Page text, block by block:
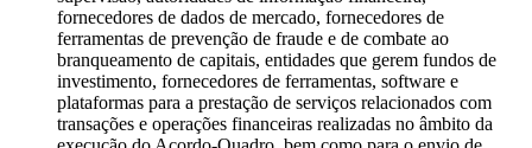
fornecedores de dados de mercado, fornecedores de
ferramentas de prevenção de fraude e de combate ao
branqueamento de capitais, entidades que gerem fundos de
investimento, fornecedores de ferramentas, software e
plataformas para a prestação de serviços relacionados com
transações e operações financeiras realizadas no âmbito da